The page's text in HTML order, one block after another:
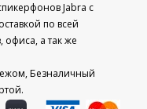
Jabra с
по всей
офиса, а так же
Безналичный